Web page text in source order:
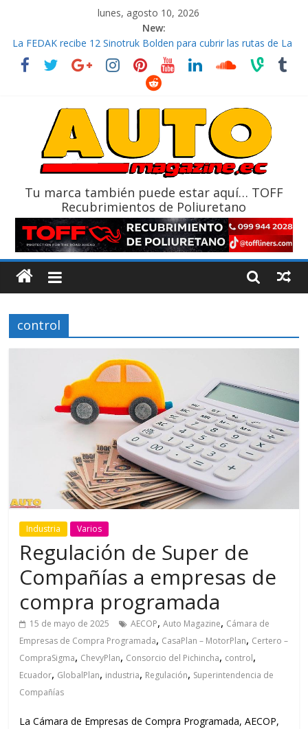
lunes, agosto 10, 2026
New:
La FEDAK recibe 12 Sinotruk Bolden para cubrir las rutas de La
Vuelta
El costo de tener un vehículo gana protagonismo a la hora de
¿Qué puede pasar con tu vehículo si permanece varios días sin
La Vuelta al Ecuador 2026, edición 47ª, recorre 7 provincias en 8
Tu marca también puede estar aquí… TOFF
Recubrimientos de Poliuretano
control
Industria Varios
Regulación de Super de
Compañías a empresas de
compra programada
15 de mayo de 2025 AECOP,Auto Magazine, Cámara de
Empresas de Compra Programada, CasaPlan – MotorPlan, Certero –
CompraSigma, ChevyPlan, Consorcio del Pichincha, control,
Ecuador, GlobalPlan, industria, Regulación, Superintendencia de
Compañías
La Cámara de Empresas de Compra Programada, AECOP,